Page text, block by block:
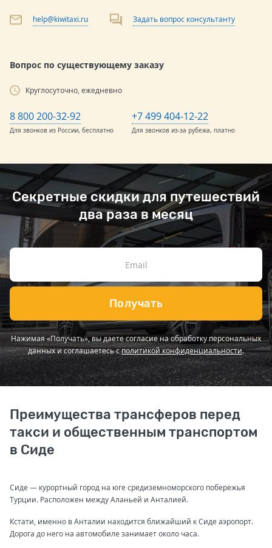
help@kiwitaxi.ru Задать вопрос консультанту
Вопрос по существующему заказу
Круглосуточно, ежедневно
8 800 200-32-92
Для звонков из России, бесплатно
+7 499 404-12-22
Для звонков из-за рубежа, платно
Секретные скидки для путешествий
два раза в месяц
Получать
Нажимая «Получать», вы даете согласие на обработку персональных
данных и соглашаетесь сполитикой конфиденциальности.
Преимущества трансферов перед
такси и общественным транспортом
в Сиде
Сиде — курортный город на юге средиземноморского побережья
Турции. Расположен между Аланьей и Анталией.
Кстати, именно в Анталии находится ближайший к Сиде аэропорт.
Дорога до него на автомобиле занимает около часа.